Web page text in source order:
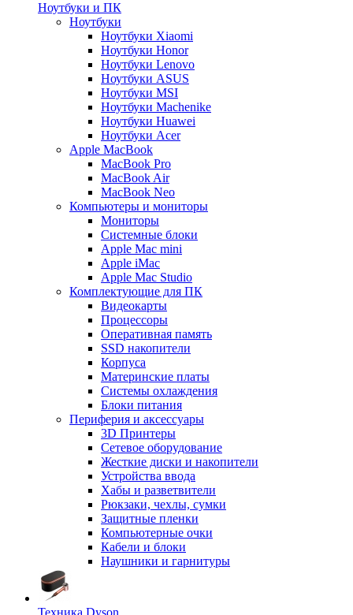
Ноутбуки и ПК
Ноутбуки
Ноутбуки Xiaomi
Ноутбуки Honor
Ноутбуки Lenovo
Ноутбуки ASUS
Ноутбуки MSI
Ноутбуки Machenike
Ноутбуки Huawei
Ноутбуки Acer
Apple MacBook
MacBook Pro
MacBook Air
MacBook Neo
Компьютеры и мониторы
Мониторы
Системные блоки
Apple Mac mini
Apple iMac
Apple Mac Studio
Комплектующие для ПК
Видеокарты
Процессоры
Оперативная память
SSD накопители
Корпуса
Материнские платы
Системы охлаждения
Блоки питания
Периферия и аксессуары
3D Принтеры
Сетевое оборудование
Жесткие диски и накопители
Устройства ввода
Хабы и разветвители
Рюкзаки, чехлы, сумки
Защитные пленки
Компьютерные очки
Кабели и блоки
Наушники и гарнитуры
Техника Dyson